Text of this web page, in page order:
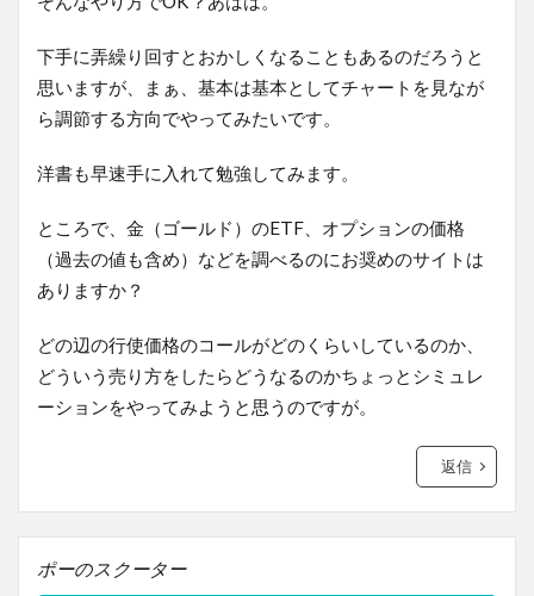
下手に弄繰り回すとおかしくなることもあるのだろうと
思いますが、まぁ、基本は基本としてチャートを見なが
ら調節する方向でやってみたいです。
洋書も早速手に入れて勉強してみます。
ところで、金（ゴールド）のETF、オプションの価格
（過去の値も含め）などを調べるのにお奨めのサイトは
ありますか？
どの辺の行使価格のコールがどのくらいしているのか、
どういう売り方をしたらどうなるのかちょっとシミュレ
ーションをやってみようと思うのですが。
返信
ポーのスクーター